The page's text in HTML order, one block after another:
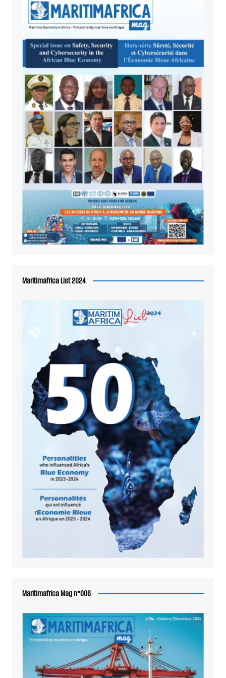
Maritimafrica List 2024
Maritimafrica Mag n°006